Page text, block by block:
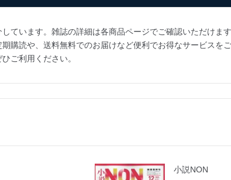
ています。雑誌の詳細は各商品ページでご確認いただけ
期購読や、送料無料でのお届けなど便利でお得なサービス
ご利用ください。
小説NON